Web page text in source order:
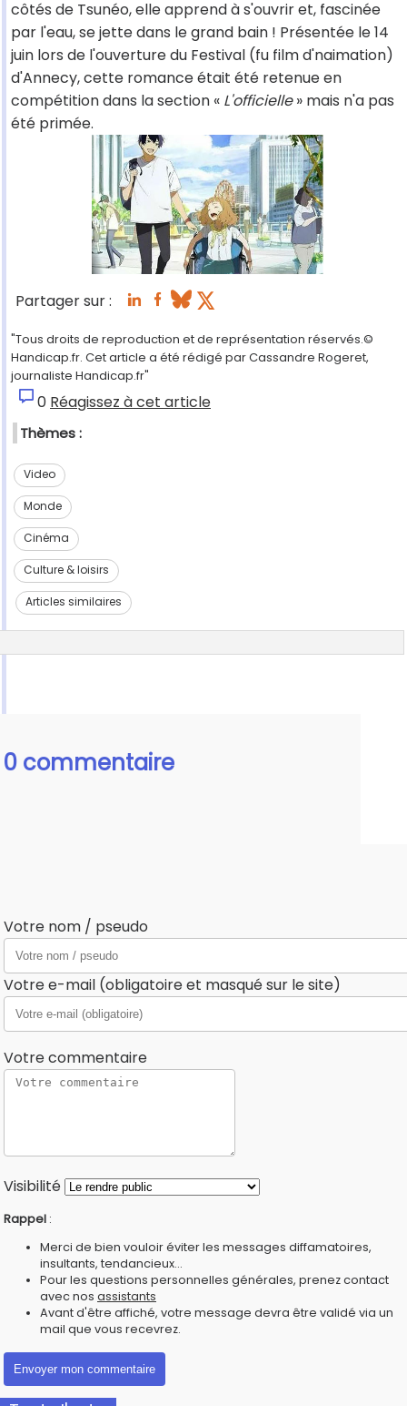
côtés de Tsunéo, elle apprend à s'ouvrir et, fascinée
par l'eau, se jette dans le grand bain ! Présentée le 14
juin lors de l'ouverture du Festival (fu film d'naimation)
d'Annecy, cette romance était été retenue en
compétition dans la section « L'officielle» mais n'a pas
été primée.
Partager sur :
"Tous droits de reproduction et de représentation réservés.©
Handicap.fr. Cet article a été rédigé par Cassandre Rogeret,
journaliste Handicap.fr"
0 Réagissez à cet article
Thèmes :
Video
Monde
Cinéma
Culture & loisirs
Articles similaires
0 commentaire
Votre nom / pseudo
Votre e-mail (obligatoire et masqué sur le site)
Votre commentaire
Visibilité
Rappel :
Merci de bien vouloir éviter les messages diffamatoires,
insultants, tendancieux...
Pour les questions personnelles générales, prenez contact
avec nos assistants
Avant d'être affiché, votre message devra être validé via un
mail que vous recevrez.